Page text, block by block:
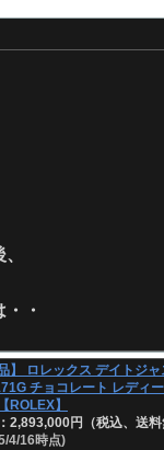
・
品】 ロレックス デイトジ
チョコレート レディ
ROLEX】
2,893,000円（税込、送
4/16時点)